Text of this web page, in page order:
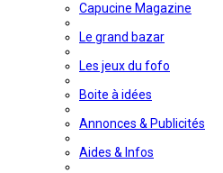
Capucine Magazine
Le grand bazar
Les jeux du fofo
Boite à idées
Annonces & Publicités
Aides & Infos